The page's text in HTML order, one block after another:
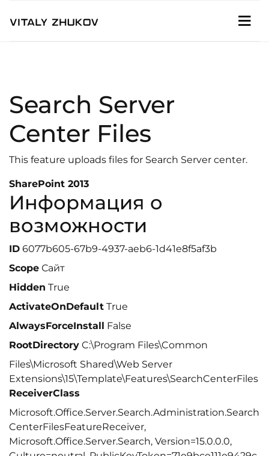
Search Server
Center Files
This feature uploads files for Search Server center.
SharePoint 2013
Информация о
возможности
ID 6077b605-67b9-4937-aeb6-1d41e8f5af3b
Scope Сайт
Hidden True
ActivateOnDefault True
AlwaysForceInstall False
RootDirectory C:\Program Files\Common
Files\Microsoft Shared\Web Server
Extensions\15\Template\Features\SearchCenterFiles
ReceiverClass
Microsoft.Office.Server.Search.Administration.Search
CenterFilesFeatureReceiver,
Microsoft.Office.Server.Search, Version=15.0.0.0,